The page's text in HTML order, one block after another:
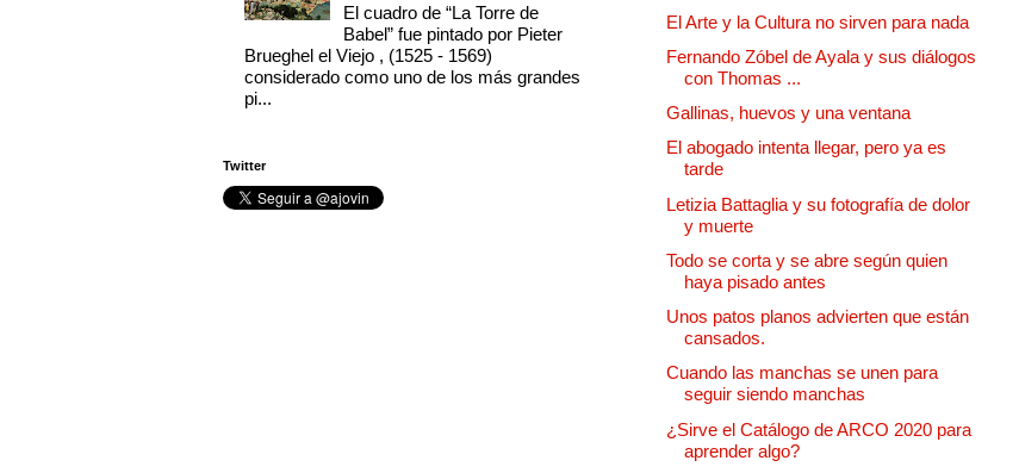
El cuadro de “La Torre de
Babel” fue pintado por Pieter
Brueghel el Viejo , (1525 - 1569)
considerado como uno de los más grandes
pi...
Twitter
El Arte y la Cultura no sirven para nada
Fernando Zóbel de Ayala y sus diálogos
con Thomas ...
Gallinas, huevos y una ventana
El abogado intenta llegar, pero ya es
tarde
Letizia Battaglia y su fotografía de dolor
y muerte
Todo se corta y se abre según quien
haya pisado antes
Unos patos planos advierten que están
cansados.
Cuando las manchas se unen para
seguir siendo manchas
¿Sirve el Catálogo de ARCO 2020 para
aprender algo?